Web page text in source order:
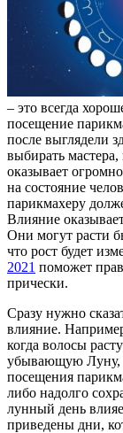
– это всегда
посещение
после выглядели
выбирать
оказывает
на состояние
парикмахеру
Влияние
Они могут расти
что рост будет
2021 поможет
прически.
Сразу нужно
влияние.
когда волосы
убывающую Луну,
посещения
либо надолго
лунный день
приведены дни,